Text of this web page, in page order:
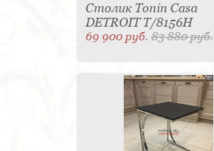
Столик Tonin Casa
DETROIT T/8156H
69 900 руб.83 880 руб.